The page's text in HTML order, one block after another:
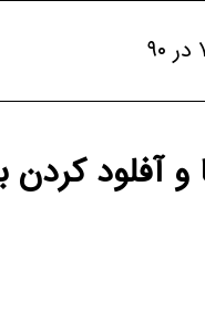
آفلود کردن